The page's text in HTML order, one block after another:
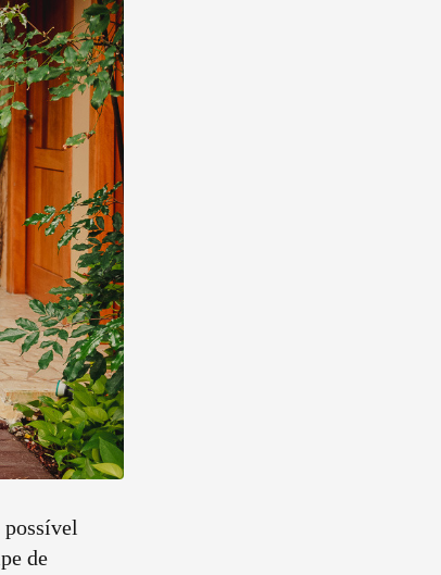
possível
de